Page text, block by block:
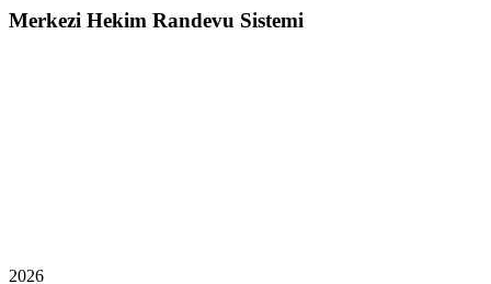
Merkezi Hekim Randevu Sistemi
2026